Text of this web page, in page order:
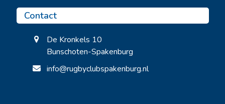
Contact
De Kronkels 10
Bunschoten-Spakenburg
info@rugbyclubspakenburg.nl